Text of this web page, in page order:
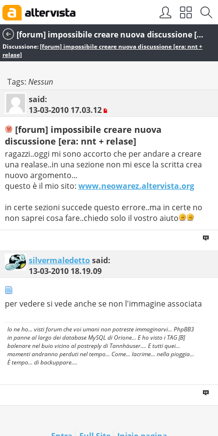
[forum] impossibile creare nuova discussione [era: nnt + relase]
Discussione:[forum] impossibile creare nuova discussione [era: nnt +
relase]
Tags: Nessun
said:
13-03-2010 17.03.12
[forum] impossibile creare nuova
discussione [era: nnt + relase]
ragazzi..oggi mi sono accorto che per andare a creare
una realase..in una sezione non mi esce la scritta crea
nuovo argomento...
questo è il mio sito: www.neowarez.altervista.org
in certe sezioni succede questo errore..ma in certe no
non saprei cosa fare..chiedo solo il vostro aiuto
silvermaledettosaid:
13-03-2010 18.19.09
per vedere si vede anche se non l'immagine associata
Io ne ho... visti forum che voi umani non potreste immaginarvi... PhpBB3
in panne al largo dei database MySQL di Orione... E ho visto i TAG [B]
balenare nel buio vicino al postreply di Tannhäuser.... E tutti quei...
momenti andranno perduti nel tempo... Come... lacrime... nella pioggia...
È tempo... di backuppare....